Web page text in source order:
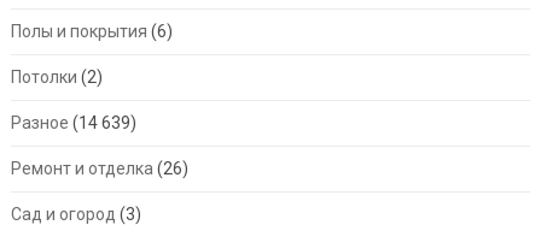
Полы и покрытия (6)
Потолки (2)
Разное (14 639)
Ремонт и отделка (26)
Сад и огород (3)